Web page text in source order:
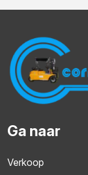
Ga naar
Verkoop